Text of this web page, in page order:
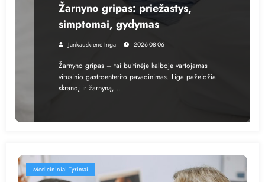
Žarnyno gripas: priežastys,
simptomai, gydymas
Jankauskienė Inga 2026-08-06
Žarnyno gripas – tai buitinėje kalboje vartojamas
virusinio gastroenterito pavadinimas. Liga pažeidžia
skrandį ir žarnyną,…
Medicininiai Tyrimai